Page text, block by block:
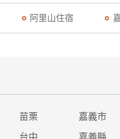
阿里山住宿
苗栗 嘉義市
台中 嘉義縣